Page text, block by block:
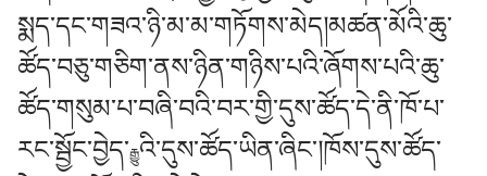
སྨད་དང་གཟའ་ཉི་མ་མ་གཏོགས་མེད།མཚན་མོའི་ཆུ་
ཚོད་བཅུ་གཅིག་ནས་ཉིན་གཉིས་པའི་ཞོགས་པའི་ཆུ་
ཚོད་གསུམ་པ་བཞི་བའི་བར་གྱི་དུས་ཚོད་དེ་ནི་ཁོ་པ་
རང་སྦྱོང་བྱེད་རྒྱུའི་དུས་ཚོད་ཡིན་ཞིང་།ཁོས་དུས་ཚོད་